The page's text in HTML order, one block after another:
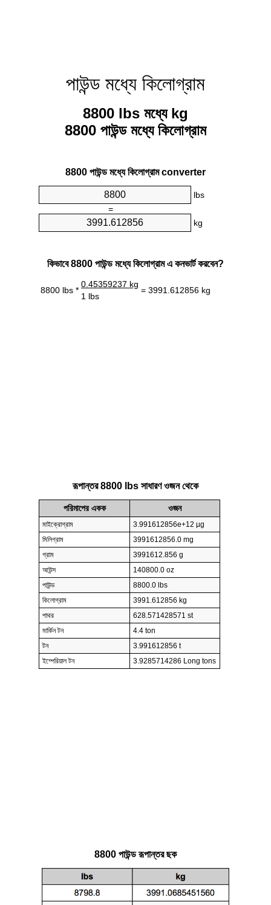
পাউন্ড মধ্যে কিলোগ্রাম
8800 lbs মধ্যে kg
8800 পাউন্ড মধ্যে কিলোগ্রাম
8800 পাউন্ড মধ্যে কিলোগ্রাম converter
lbs
=
kg
কিভাবে 8800 পাউন্ড মধ্যে কিলোগ্রাম এ কনভার্ট করবেন?
8800 lbs *
0.45359237 kg
= 3991.612856 kg
1 lbs
রূপান্তর 8800 lbs সাধারণ ওজন থেকে
পরিমাপের একক ওজন
মাইক্রোগ্রাম
3.991612856e+12 µg
মিলিগ্রাম
3991612856.0 mg
গ্রাম
3991612.856 g
আউন্স
140800.0 oz
পাউন্ড
8800.0 lbs
কিলোগ্রাম
3991.612856 kg
পাথর
628.571428571 st
মার্কিন টন
4.4 ton
টন
3.991612856 t
ইম্পেরিয়াল টন
3.9285714286 Long tons
8800 পাউন্ড রূপান্তর ছক